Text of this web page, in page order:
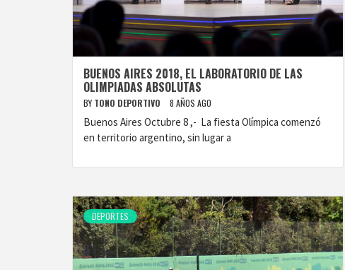
BUENOS AIRES 2018, EL LABORATORIO DE LAS
OLIMPIADAS ABSOLUTAS
BY TONO DEPORTIVO 8 AÑOS AGO
Buenos Aires Octubre 8 ,- La fiesta Olímpica comenzó
en territorio argentino, sin lugar a
DEPORTES